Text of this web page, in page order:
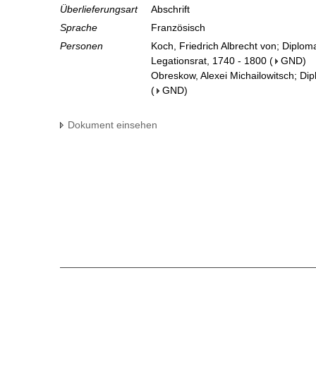
Überlieferungsart
Abschrift
Sprache
Französisch
Personen
Koch, Friedrich Albrecht von;
Legationsrat, 1740 - 1800 ( GND)
Obreskow, Alexei Michailowitsch;
(
GND)
Dokument einsehen